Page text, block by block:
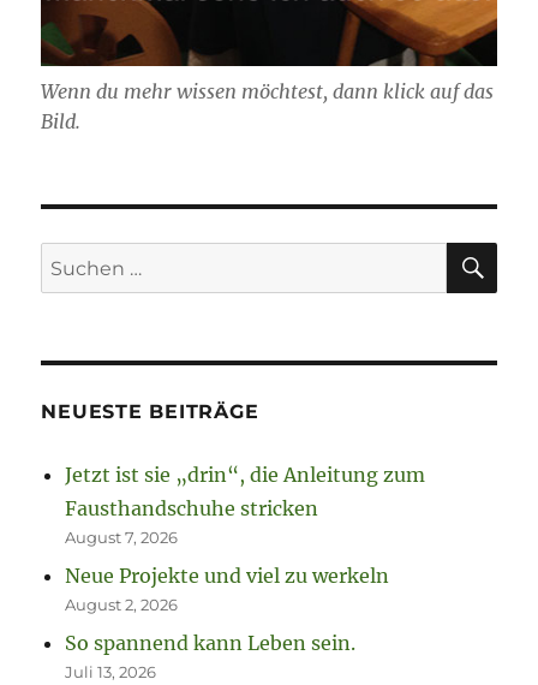
Wenn du mehr wissen möchtest, dann klick auf das
Bild.
Suchen
nach:
NEUESTE BEITRÄGE
Jetzt ist sie „drin“, die Anleitung zum
Fausthandschuhe stricken
August 7, 2026
Neue Projekte und viel zu werkeln
August 2, 2026
So spannend kann Leben sein.
Juli 13, 2026